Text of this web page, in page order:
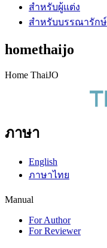
สำหรับผู้แต่ง
สำหรับบรรณารักษ์
homethaijo
Home ThaiJO
ภาษา
English
ภาษาไทย
Manual
For Author
For Reviewer